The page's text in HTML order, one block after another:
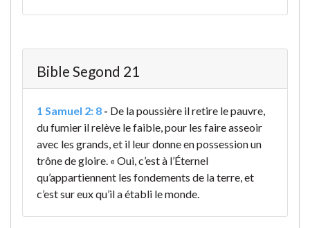
Bible Segond 21
1 Samuel 2: 8 - De la poussière il retire le pauvre,
du fumier il relève le faible, pour les faire asseoir
avec les grands, et il leur donne en possession un
trône de gloire. « Oui, c’est à l’Éternel
qu’appartiennent les fondements de la terre, et
c’est sur eux qu’il a établi le monde.